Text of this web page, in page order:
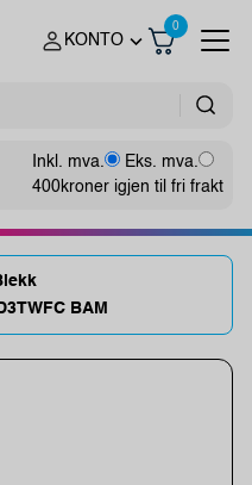
KONTO
0
Inkl. mva.
Eks. mva.
400kroner igjen til fri frakt
BAM